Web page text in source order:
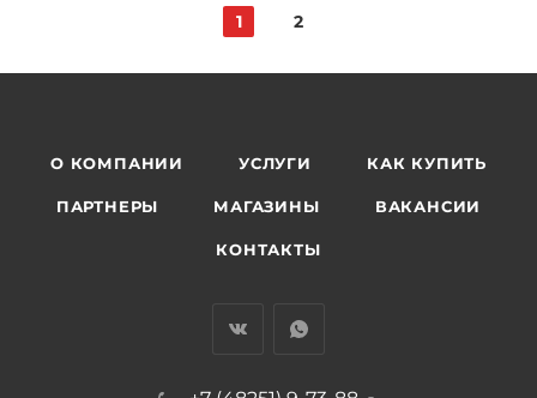
1 2
О КОМПАНИИ УСЛУГИ КАК КУПИТЬ
ПАРТНЕРЫ МАГАЗИНЫ ВАКАНСИИ
КОНТАКТЫ